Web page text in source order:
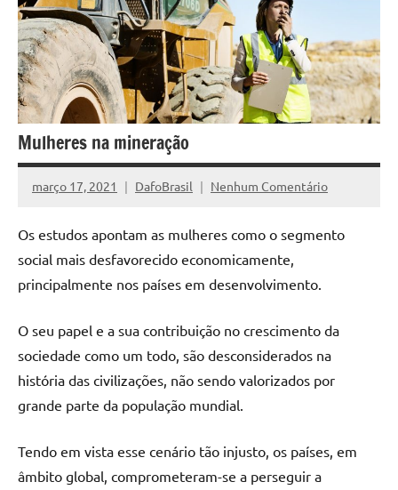
Mulheres na mineração
março 17, 2021 DafoBrasil Nenhum Comentário
Os estudos apontam as mulheres como o segmento
social mais desfavorecido economicamente,
principalmente nos países em desenvolvimento.
O seu papel e a sua contribuição no crescimento da
sociedade como um todo, são desconsiderados na
história das civilizações, não sendo valorizados por
grande parte da população mundial.
Tendo em vista esse cenário tão injusto, os países, em
âmbito global, comprometeram-se a perseguir a